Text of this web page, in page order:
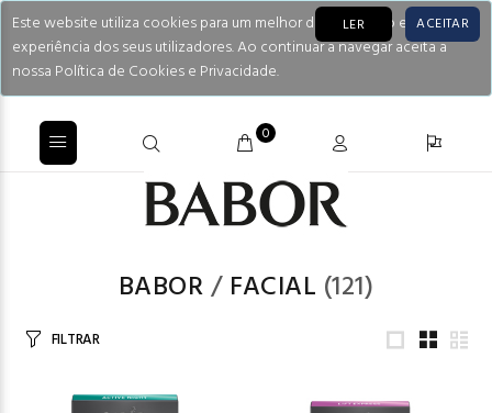
Este website utiliza cookies para um melhor desempenho e
experiência dos seus utilizadores. Ao continuar a navegar aceita a
nossa Política de Cookies e Privacidade.
LER ACEITAR
0
BABOR/ FACIAL (121)
FILTRAR